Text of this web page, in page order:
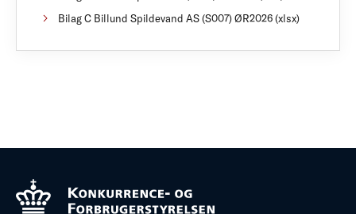
Bilag C Billund Spildevand AS (S007) ØR2026 (xlsx)